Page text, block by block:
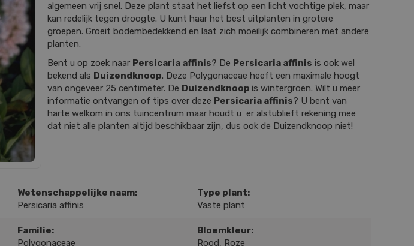
algemeen vrij snel. Deze plant staat het liefst op een licht vochtige plek, maar
kan redelijk tegen droogte. U kunt haar het best uitplanten in grotere
groepen. Groeit bodembedekkend en laat zich moeilijk combineren met andere
planten.
Bent u op zoek naar Persicaria affinis? De Persicaria affinis is ook wel
bekend als Duizendknoop. Deze Polygonaceae heeft een maximale hoogt
van ongeveer 25 centimeter. De Duizendknoop is wintergroen. Wilt u meer
informatie ontvangen of tips over deze Persicaria affinis? U bent van
harte welkom in ons tuincentrum maar houdt u er alstublieft rekening mee
dat niet alle planten altijd beschikbaar zijn, dus ook de Duizendknoop niet!
Wetenschappelijke naam:
Persicaria affinis
Type plant:
Vaste plant
Familie:
Polygonaceae
Bloemkleur:
Rood, Roze